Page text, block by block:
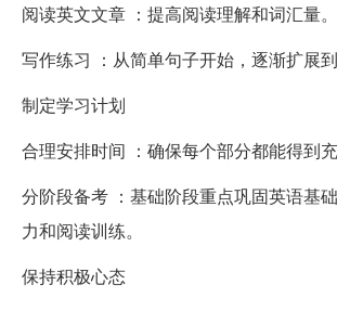
阅读英文文章 ：提高阅读理解和词汇量。
写作练习 ：从简单句子开始，逐渐扩展到
制定学习计划
合理安排时间 ：确保每个部分都能得到充
分阶段备考 ：基础阶段重点巩固英语基
力和阅读训练。
保持积极心态